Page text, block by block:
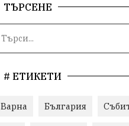
ТЪРСЕНЕ
# ЕТИКЕТИ
Варна България